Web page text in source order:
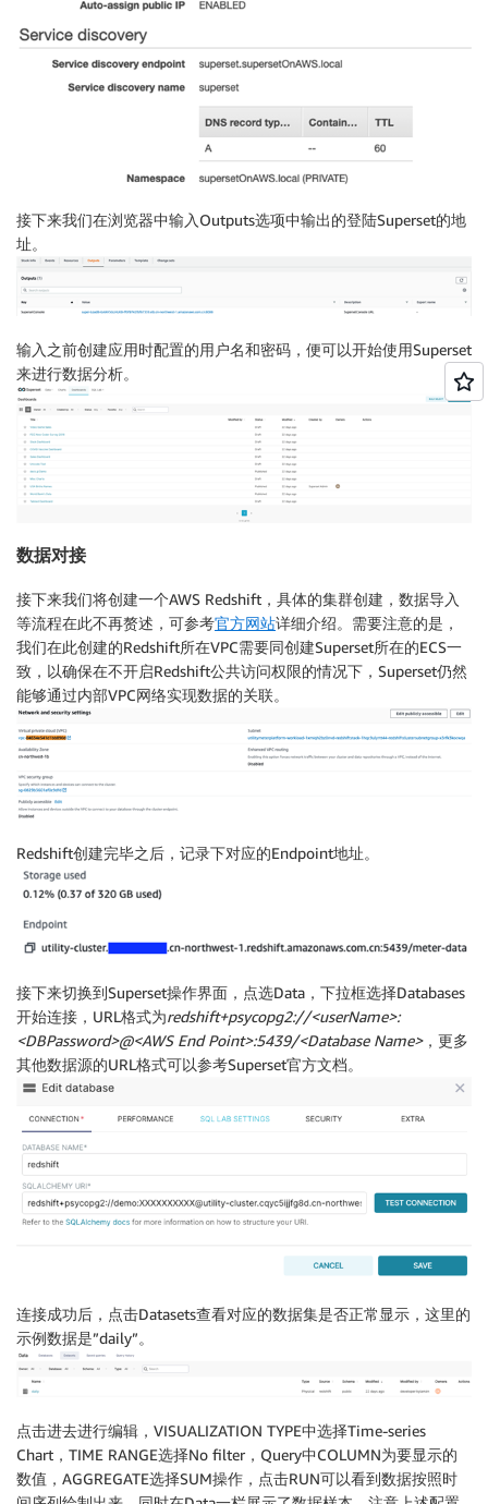
接下来我们在浏览器中输入Outputs选项中输出的登陆Superset的地
址。
输入之前创建应用时配置的用户名和密码，便可以开始使用Superset
来进行数据分析。
数据对接
接下来我们将创建一个AWS Redshift，具体的集群创建，数据导入
等流程在此不再赘述，可参考官方网站详细介绍。需要注意的是，
我们在此创建的Redshift所在VPC需要同创建Superset所在的ECS一
致，以确保在不开启Redshift公共访问权限的情况下，Superset仍然
能够通过内部VPC网络实现数据的关联。
Redshift创建完毕之后，记录下对应的Endpoint地址。
接下来切换到Superset操作界面，点选Data，下拉框选择Databases
开始连接，URL格式为redshift+psycopg2://<userName>:
<DBPassword>@<AWS End Point>:5439/<Database Name>，更多
其他数据源的URL格式可以参考Superset官方文档。
连接成功后，点击Datasets查看对应的数据集是否正常显示，这里的
示例数据是”daily”。
点击进去进行编辑，VISUALIZATION TYPE中选择Time-series
Chart，TIME RANGE选择No filter，Query中COLUMN为要显示的
数值，AGGREGATE选择SUM操作，点击RUN可以看到数据按照时